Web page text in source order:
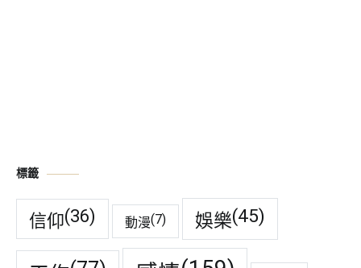
標籤
信仰(36) 動漫(7) 娛樂(45)